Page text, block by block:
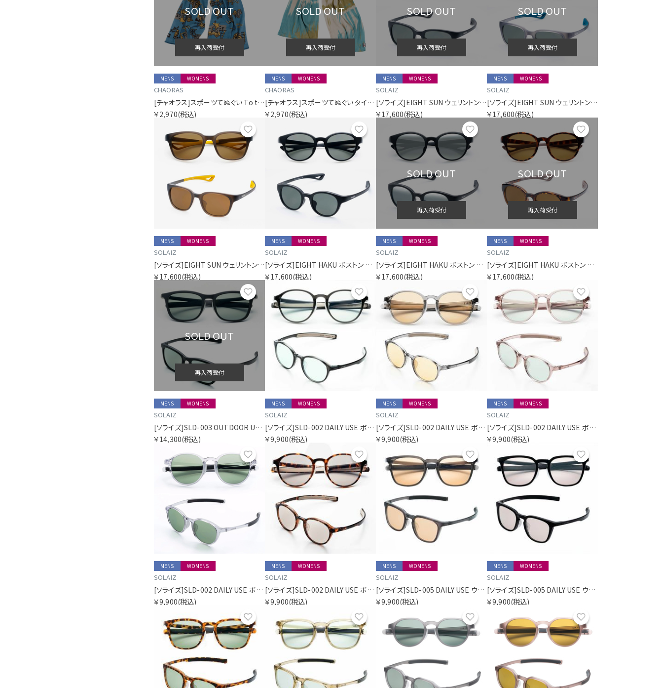
SOLD OUT
再入荷受付
MENS WOMENS
CHAORAS
[チャオラス]スポーツてぬぐい To the trails
￥2,970(税込)
SOLD OUT
再入荷受付
MENS WOMENS
CHAORAS
[チャオラス]スポーツてぬぐい タイダイキャニオン
￥2,970(税込)
SOLD OUT
再入荷受付
MENS WOMENS
SOLAIZ
[ソライズ]EIGHT SUN ウェリントン 偏光モデル
￥17,600(税込)
SOLD OUT
再入荷受付
MENS WOMENS
SOLAIZ
[ソライズ]EIGHT SUN ウェリントン 偏光モデル
￥17,600(税込)
MENS WOMENS
SOLAIZ
[ソライズ]EIGHT SUN ウェリントン 偏光モデル
￥17,600(税込)
MENS WOMENS
SOLAIZ
[ソライズ]EIGHT HAKU ボストン 偏光モデル
￥17,600(税込)
SOLD OUT
再入荷受付
MENS WOMENS
SOLAIZ
[ソライズ]EIGHT HAKU ボストン 偏光モデル
￥17,600(税込)
SOLD OUT
再入荷受付
MENS WOMENS
SOLAIZ
[ソライズ]EIGHT HAKU ボストン 偏光モデル
￥17,600(税込)
お気に入り
SOLD OUT
再入荷受付
MENS WOMENS
SOLAIZ
[ソライズ]SLD-003 OUTDOOR USE ウェリントン 偏光モデル
￥14,300(税込)
お気に入り
MENS WOMENS
SOLAIZ
[ソライズ]SLD-002 DAILY USE ボストン
￥9,900(税込)
お気に入り
MENS WOMENS
SOLAIZ
[ソライズ]SLD-002 DAILY USE ボストン
￥9,900(税込)
MENS WOMENS
SOLAIZ
[ソライズ]SLD-002 DAILY USE ボストン
￥9,900(税込)
お気に入り
MENS WOMENS
SOLAIZ
[ソライズ]SLD-002 DAILY USE ボストン
￥9,900(税込)
お気に入り
MENS WOMENS
SOLAIZ
[ソライズ]SLD-002 DAILY USE ボストン
￥9,900(税込)
お気に入り
MENS WOMENS
SOLAIZ
[ソライズ]SLD-005 DAILY USE ウェリントン
￥9,900(税込)
MENS WOMENS
SOLAIZ
[ソライズ]SLD-005 DAILY USE ウェリントン
￥9,900(税込)